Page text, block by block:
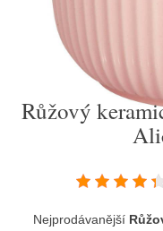
Růžový
Nejprodávanější